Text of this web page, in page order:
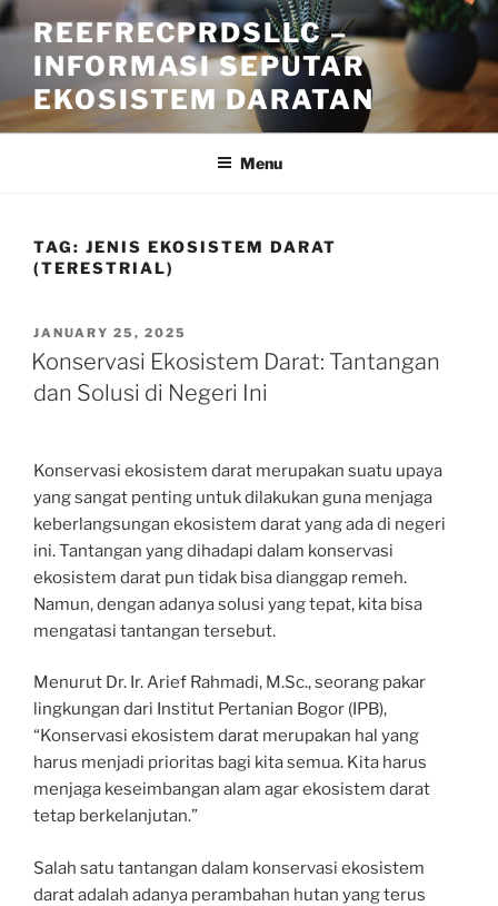
Skip
to
content
REEFRECPRDSLLC –
INFORMASI SEPUTAR
EKOSISTEM DARATAN
Menu
TAG: JENIS EKOSISTEM DARAT
(TERESTRIAL)
POSTED
ON
JANUARY 25, 2025
Konservasi Ekosistem Darat: Tantangan
dan Solusi di Negeri Ini
Konservasi ekosistem darat merupakan suatu upaya
yang sangat penting untuk dilakukan guna menjaga
keberlangsungan ekosistem darat yang ada di negeri
ini. Tantangan yang dihadapi dalam konservasi
ekosistem darat pun tidak bisa dianggap remeh.
Namun, dengan adanya solusi yang tepat, kita bisa
mengatasi tantangan tersebut.
Menurut Dr. Ir. Arief Rahmadi, M.Sc., seorang pakar
lingkungan dari Institut Pertanian Bogor (IPB),
“Konservasi ekosistem darat merupakan hal yang
harus menjadi prioritas bagi kita semua. Kita harus
menjaga keseimbangan alam agar ekosistem darat
tetap berkelanjutan.”
Salah satu tantangan dalam konservasi ekosistem
darat adalah adanya perambahan hutan yang terus